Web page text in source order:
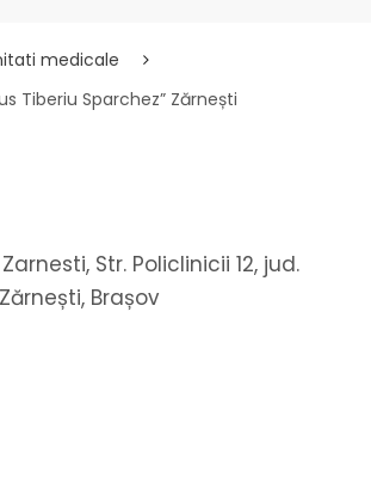
medicale
Tiberiu Sparchez” Zărnești
Str. Policlinicii 12, jud.
Brașov